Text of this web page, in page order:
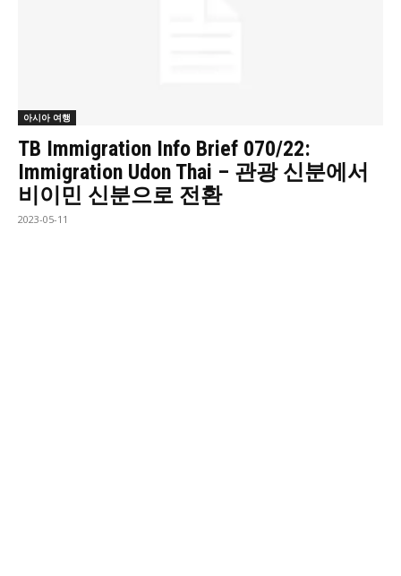
아시아 여행
TB Immigration Info Brief 070/22:
Immigration Udon Thai – 관광 신분에서
비이민 신분으로 전환
2023-05-11